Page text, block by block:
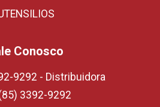
Conosco
9292 - Distribuidora
3392-9292